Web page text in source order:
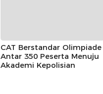
CAT Berstandar Olimpiade
Antar 350 Peserta Menuju
Akademi Kepolisian